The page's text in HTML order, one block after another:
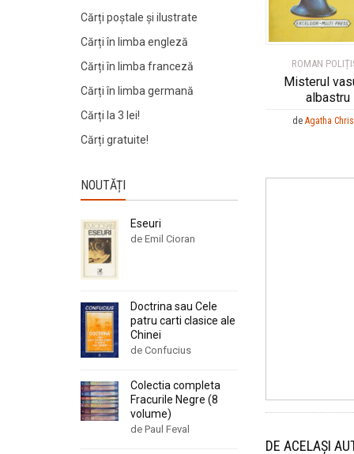
ROMAN
Misterul
albastru
de Agatha
DE ACELAȘI
Cărți poștale și ilustrate
Cărți în limba engleză
Cărți în limba franceză
Cărți în limba germană
Cărți la 3 lei!
Cărți gratuite!
NOUTĂȚI
Eseuri
de Emil Cioran
Doctrina sau Cele
patru carti clasice ale
Chinei
de Confucius
Colectia completa
Fracurile Negre (8
volume)
de Paul Feval